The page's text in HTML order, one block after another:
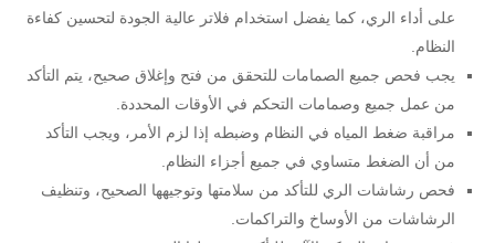
على أداء الري، كما يفضل استخدام فلاتر عالية الجودة لتحسين كفاءة
النظام.
يجب فحص جميع الصمامات للتحقق من فتح وإغلاق صحيح، يتم التأكد
من عمل جميع وصمامات التحكم في الأوقات المحددة.
مراقبة ضغط المياه في النظام وضبطه إذا لزم الأمر، ويجب التأكد
من أن الضغط متساوي في جميع أجزاء النظام.
فحص رشاشات الري للتأكد من سلامتها وتوجيهها الصحيح، وتنظيف
الرشاشات من الأوساخ والتراكمات.